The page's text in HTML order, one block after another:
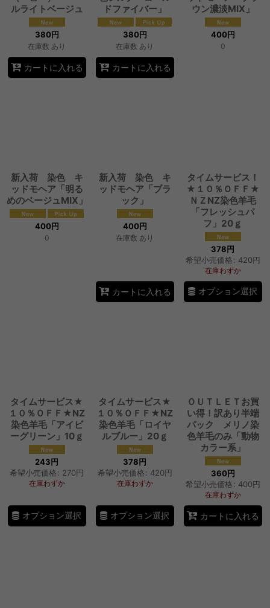
ルライトベージュ
380円
在庫数 あり
カートに入れる
ドファイバー」
380円
在庫数 あり
カートに入れる
ウン濃淡MIX」
400円
0
新入荷 染色 キ
ッドモヘア「明る
めのベージュMIX」
400円
0
新入荷 染色 キ
ッドモヘア「ブラ
ック」
400円
在庫数 あり
カートに入れる
タイムサービス！
★１０％ＯＦＦ★
ＮＺNZ染色羊毛
「フレッシュパ
フ」20ｇ
378円
希望小売価格: 420円
在庫わずか
オプション選択
タイムサービス★
１０％ＯＦＦ★NZ
染色羊毛「アイビ
ーグリーン」10ｇ
243円
希望小売価格: 270円
在庫わずか
オプション選択
タイムサービス★
１０％ＯＦＦ★NZ
染色羊毛「ロイヤ
ルブルー」20ｇ
378円
希望小売価格: 420円
在庫わずか
オプション選択
ＯＵＴＬＥＴお買
い得！訳あり半端
パック メリノ染
色羊毛のみ「動物
カラー系」
360円
希望小売価格: 400円
在庫わずか
カートに入れる